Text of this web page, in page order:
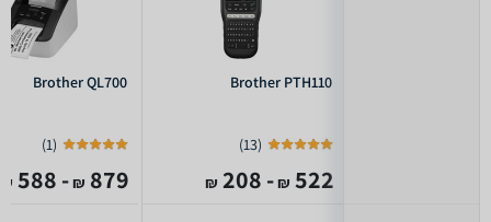
Brother PTH110
(
13
)
522
₪
- 208
₪
Brother QL700
(
1
)
879
₪
- 588
₪